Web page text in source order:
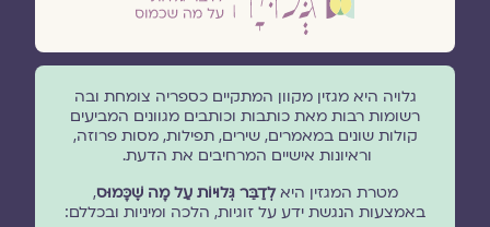
גלויה היא מגזין מקוון המתקיים כספריה צומחת ובה
רשומות רבות מאת כותבות וכותבים מגוונים המביעים
קולות שונים במאמרים, שירים, תפילות, מסות פרוזה,
וראיונות אישיים המרחיבים את הדעת.
מטרת המגזין היאלְדַבֵּר גְּלוּיוֹת עַל מָה שֶׁכָּמוּס,
באמצעות הנגשת ידע על זוגיות, הלכה ומיניות ובכללם: